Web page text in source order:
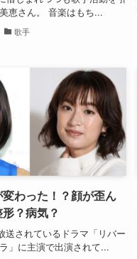
恵さん。 音楽はもち...
歌手
わった！？顔が歪ん
？病気？
送されているドラマ「リバー
」に主演で出演されて...